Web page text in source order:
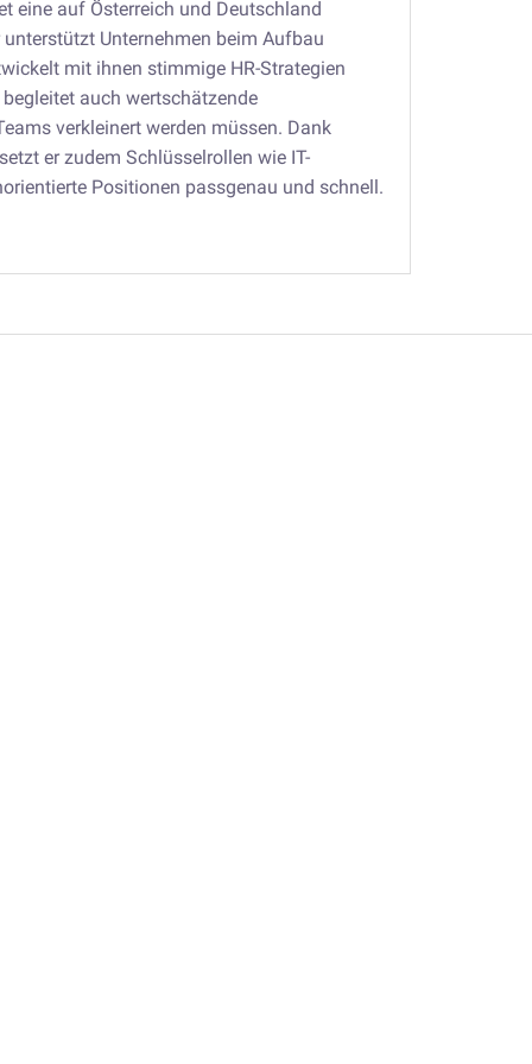
eine auf Österreich und Deutschland
Unternehmen beim Aufbau
mit ihnen stimmige HR-Strategien
auch wertschätzende
verkleinert werden müssen. Dank
er zudem Schlüsselrollen wie IT-
Positionen passgenau und schnell.